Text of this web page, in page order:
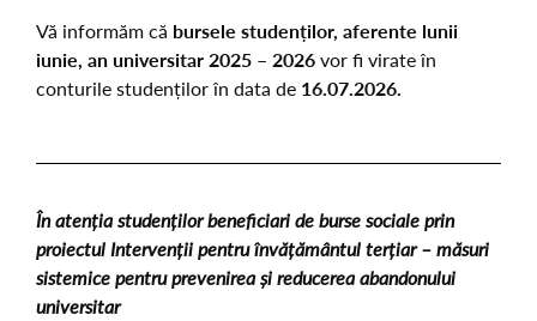
Vă informăm că bursele studenților, aferente lunii
iunie, an universitar 2025 – 2026vor fi virate în
conturile studenților în data de 16.07.2026.
În atenția studenților beneficiari de burse sociale prin
proiectul Intervenții pentru învățământul terțiar – măsuri
sistemice pentru prevenirea și reducerea abandonului
universitar